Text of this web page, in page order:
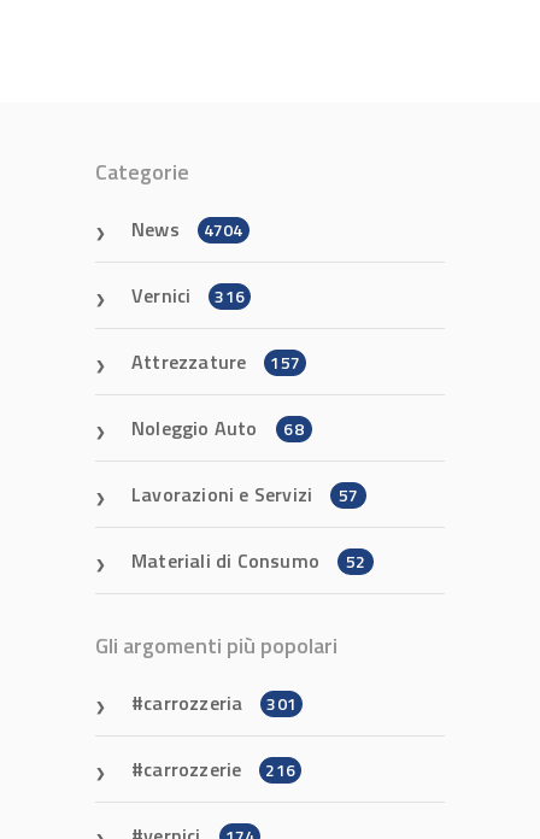
Categorie
News 4704
Vernici 316
Attrezzature 157
Noleggio Auto 68
Lavorazioni e Servizi 57
Materiali di Consumo 52
Gli argomenti più popolari
carrozzeria 301
carrozzerie 216